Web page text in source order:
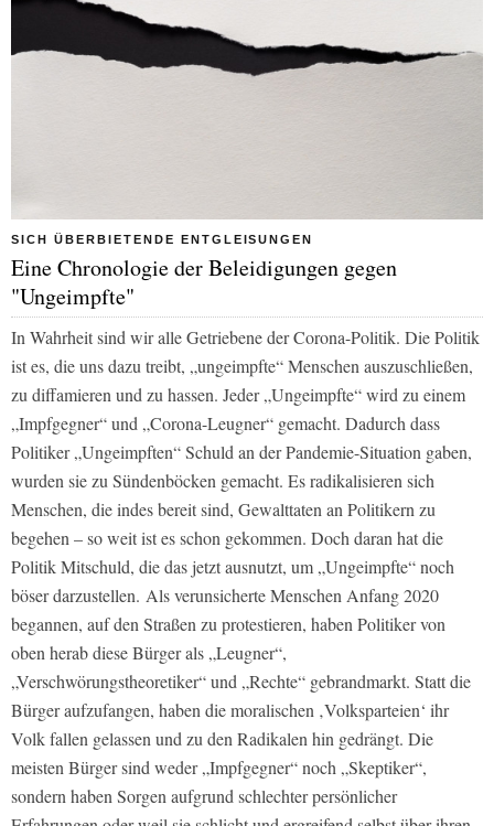
SICH ÜBERBIETENDE ENTGLEISUNGEN
Eine Chronologie der Beleidigungen gegen
"Ungeimpfte"
In Wahrheit sind wir alle Getriebene der Corona-Politik. Die Politik
ist es, die uns dazu treibt, „ungeimpfte“ Menschen auszuschließen,
zu diffamieren und zu hassen. Jeder „Ungeimpfte“ wird zu einem
„Impfgegner“ und „Corona-Leugner“ gemacht. Dadurch dass
Politiker „Ungeimpften“ Schuld an der Pandemie-Situation gaben,
wurden sie zu Sündenböcken gemacht. Es radikalisieren sich
Menschen, die indes bereit sind, Gewalttaten an Politikern zu
begehen – so weit ist es schon gekommen. Doch daran hat die
Politik Mitschuld, die das jetzt ausnutzt, um „Ungeimpfte“ noch
böser darzustellen. Als verunsicherte Menschen Anfang 2020
begannen, auf den Straßen zu protestieren, haben Politiker von
oben herab diese Bürger als „Leugner“,
„Verschwörungstheoretiker“ und „Rechte“ gebrandmarkt. Statt die
Bürger aufzufangen, haben die moralischen ‚Volksparteien‘ ihr
Volk fallen gelassen und zu den Radikalen hin gedrängt. Die
meisten Bürger sind weder „Impfgegner“ noch „Skeptiker“,
sondern haben Sorgen aufgrund schlechter persönlicher